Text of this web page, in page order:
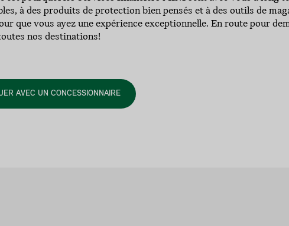
à des produits de protection bien pensés et à des outils de
que vous ayez une expérience exceptionnelle. En route pour
nos destinations!
AVEC UN CONCESSIONNAIRE